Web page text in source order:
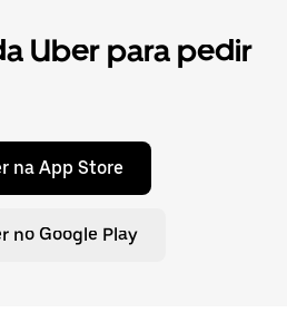
Uber para pedir
na App Store
no Google Play